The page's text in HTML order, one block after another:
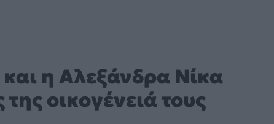
η Αλεξάνδρα Νίκα
οικογένειά τους